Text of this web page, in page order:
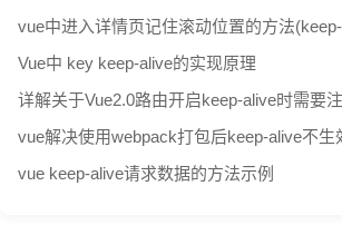
vue中进入详情页记住滚动位置的方法
Vue中 key keep-alive的实现原理
详解关于Vue2.0路由开启keep-alive时需要
vue解决使用webpack打包后keep-alive不生
vue keep-alive请求数据的方法示例